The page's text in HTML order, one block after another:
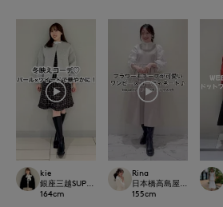
kie
銀座三越SUPERIOR CLOSET GINZA
164cm
Rina
日本橋高島屋M Maglie
155cm